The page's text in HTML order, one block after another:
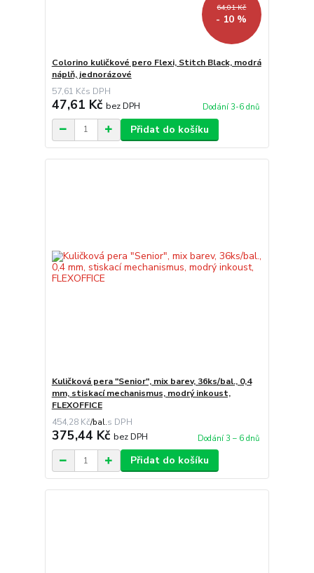
64,01 Kč
- 10 %
Colorino kuličkové pero Flexi, Stitch Black, modrá
náplň, jednorázové
57,61 Kč
47,61 Kč bez DPH Dodání 3-6 dnů
Přidat do košíku
Kuličková pera "Senior", mix barev, 36ks/bal., 0,4
mm, stiskací mechanismus, modrý inkoust,
FLEXOFFICE
454,28 Kč/bal.
375,44 Kč bez DPH Dodání 3 – 6 dnů
Přidat do košíku